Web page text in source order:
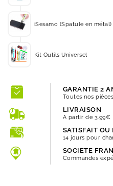
iSesamo (Spatule en métal)
Kit Outils Universel
GARANTIE 2
Toutes nos
LIVRAISON
A partir de 3.99€
SATISFAIT OU
14 jours pour
SOCIETE
Commandes